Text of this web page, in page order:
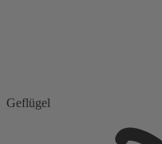
Geflügel